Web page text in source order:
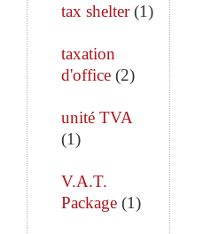
tax shelter(1)
taxation
d'office (2)
unité TVA
(1)
V.A.T.
Package (1)